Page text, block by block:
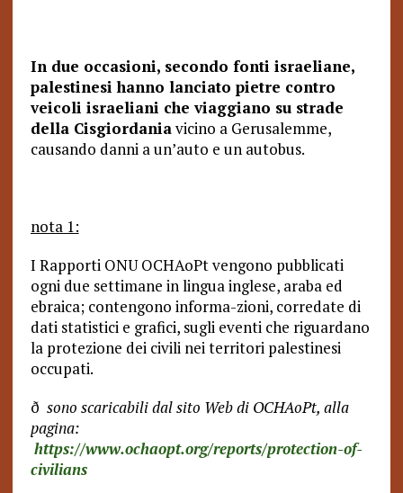
In due occasioni, secondo fonti israeliane,
palestinesi hanno lanciato pietre contro
veicoli israeliani che viaggiano su strade
della Cisgiordaniavicino a Gerusalemme,
causando danni a un’auto e un autobus.
nota 1:
I Rapporti ONU OCHAoPt vengono pubblicati
ogni due settimane in lingua inglese, araba ed
ebraica; contengono informa-zioni, corredate di
dati statistici e grafici, sugli eventi che riguardano
la protezione dei civili nei territori palestinesi
occupati.
ð sono scaricabili dal sito Web di OCHAoPt, alla
pagina:
https://www.ochaopt.org/reports/protection-of-
civilians